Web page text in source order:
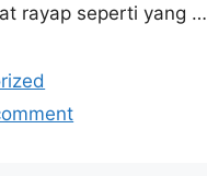
rayap seperti yang …